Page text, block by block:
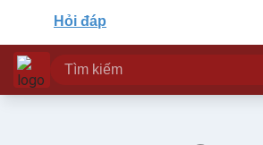
Hỏi đáp